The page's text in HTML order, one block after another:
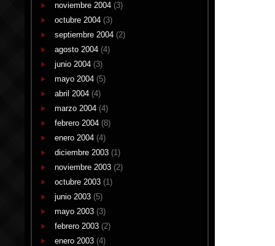
noviembre 2004 (3)
octubre 2004 (3)
septiembre 2004 (2)
agosto 2004 (4)
junio 2004 (3)
mayo 2004 (5)
abril 2004 (4)
marzo 2004 (4)
febrero 2004 (8)
enero 2004 (4)
diciembre 2003 (1)
noviembre 2003 (2)
octubre 2003 (1)
junio 2003 (5)
mayo 2003 (3)
febrero 2003 (2)
enero 2003 (4)